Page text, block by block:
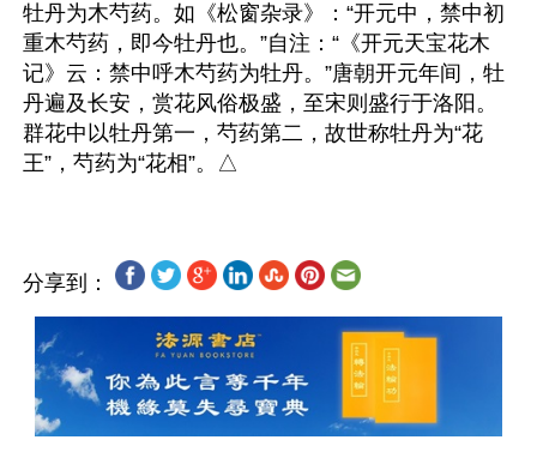
牡丹为木芍药。如《松窗杂录》：“开元中，禁中初
重木芍药，即今牡丹也。”自注：“《开元天宝花木
记》云：禁中呼木芍药为牡丹。”唐朝开元年间，牡
丹遍及长安，赏花风俗极盛，至宋则盛行于洛阳。
群花中以牡丹第一，芍药第二，故世称牡丹为“花
分享到：